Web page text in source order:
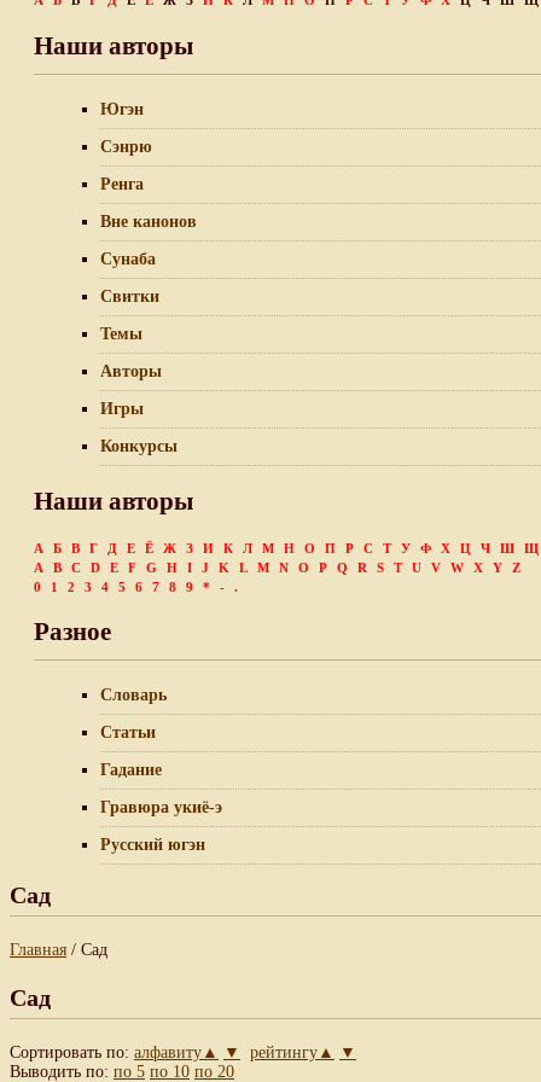
Наши авторы
Югэн
Сэнрю
Ренга
Вне канонов
Сунаба
Свитки
Темы
Авторы
Игры
Конкурсы
Наши авторы
А Б В Г Д Е Ё Ж З И К Л М Н О П Р С Т У Ф Х Ц Ч Ш Щ
A
B C D E F G H I J K L M N O P Q R S T U V W X Y
Z
0
1 2 3 4 5 6 7 8 9 * - .
Разное
Словарь
Статьи
Гадание
Гравюра укиё-э
Русский югэн
Сад
Главная / Сад
Сад
Сортировать по: алфавиту▲ ▼ рейтингу▲
▼
Выводить по: по 5 по 10 по 20